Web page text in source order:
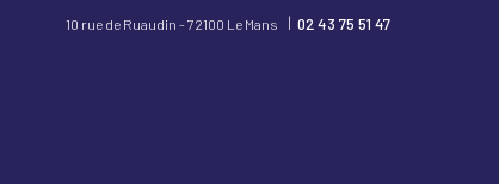
10 rue de Ruaudin - 72100 Le Mans | 02 43 75 51 47